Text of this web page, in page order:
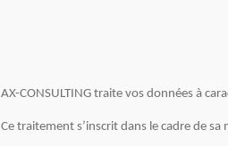
AX-CONSULTING traite vos données à
Ce traitement s’inscrit dans le cadre de